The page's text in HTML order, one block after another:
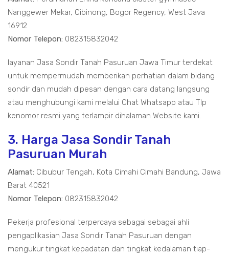
Nanggewer Mekar, Cibinong, Bogor Regency, West Java
16912
Nomor Telepon: 082315832042
layanan Jasa Sondir Tanah Pasuruan Jawa Timur terdekat
untuk mempermudah memberikan perhatian dalam bidang
sondir dan mudah dipesan dengan cara datang langsung
atau menghubungi kami melalui Chat Whatsapp atau Tlp
kenomor resmi yang terlampir dihalaman Website kami.
3. Harga Jasa Sondir Tanah
Pasuruan Murah
Alamat: Cibubur Tengah, Kota Cimahi Cimahi Bandung, Jawa
Barat 40521
Nomor Telepon: 082315832042
Pekerja profesional terpercaya sebagai sebagai ahli
pengaplikasian Jasa Sondir Tanah Pasuruan dengan
mengukur tingkat kepadatan dan tingkat kedalaman tiap-